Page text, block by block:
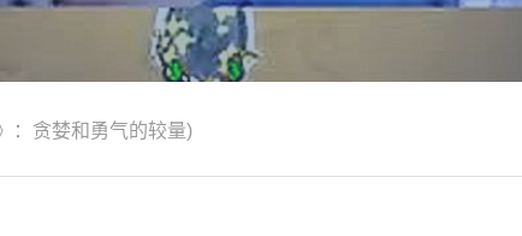
：贪婪和勇气的较量)